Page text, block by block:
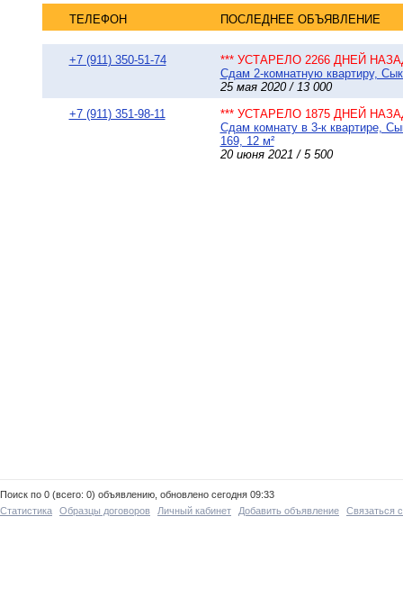
ТЕЛЕФОН ПОСЛЕДНЕЕ ОБЪЯВЛЕНИЕ
+7 (911) 350-51-74
*** УСТАРЕЛО 2266 ДНЕЙ
Сдам 2-комнатную квартиру,
25 мая 2020 / 13 000
+7 (911) 351-98-11
*** УСТАРЕЛО 1875 ДНЕЙ
Сдам комнату в 3-к квартире,
169, 12 м²
20 июня 2021 / 5 500
Поиск по 0 (всего: 0) объявлению, обновлено сегодня 09:33
Статистика
Образцы договоров Личный кабинет Добавить объявление Связаться